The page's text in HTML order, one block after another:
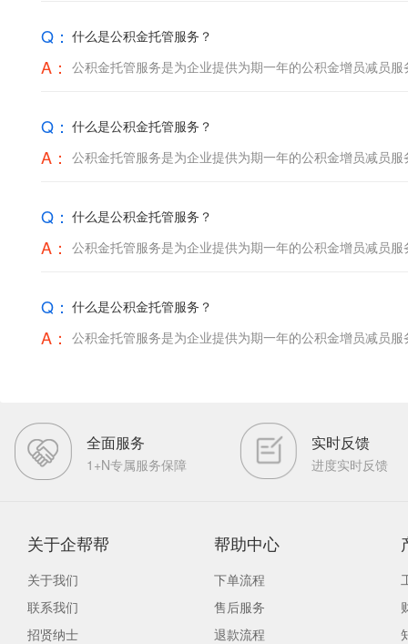
Q： 什么是公积金托管服务？
A： 公积金托管服务是为企业提供为期一年的公积金增员减员服
Q： 什么是公积金托管服务？
A： 公积金托管服务是为企业提供为期一年的公积金增员减员服
Q： 什么是公积金托管服务？
A： 公积金托管服务是为企业提供为期一年的公积金增员减员服
Q： 什么是公积金托管服务？
A： 公积金托管服务是为企业提供为期一年的公积金增员减员服
全面服务
1+N专属服务保障
实时反馈
进度实时反馈
关于企帮帮
关于我们
联系我们
招贤纳士
帮助中心
下单流程
售后服务
退款流程